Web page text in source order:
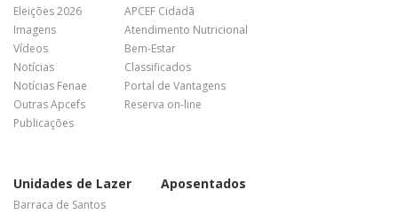
Eleições 2026
Imagens
Vídeos
Notícias
Notícias Fenae
Outras Apcefs
Publicações
APCEF Cidadã
Atendimento Nutricional
Bem-Estar
Classificados
Portal de Vantagens
Reserva on-line
Unidades de Lazer
Barraca de Santos
Aposentados